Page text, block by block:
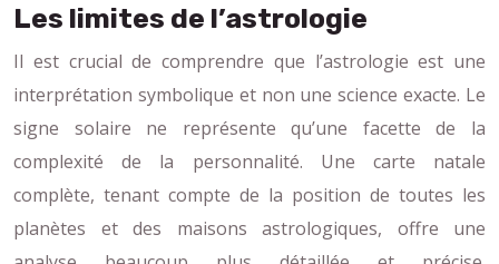
Les limites de l’astrologie
Il est crucial de comprendre que l’astrologie est une
interprétation symbolique et non une science exacte. Le
signe solaire ne représente qu’une facette de la
complexité de la personnalité. Une carte natale
complète, tenant compte de la position de toutes les
planètes et des maisons astrologiques, offre une